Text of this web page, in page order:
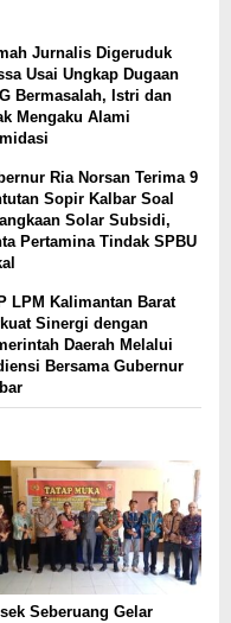
Jurnalis Digeruduk
Usai Ungkap Dugaan
Bermasalah, Istri dan
Mengaku Alami
Ria Norsan Terima 9
Sopir Kalbar Soal
Solar Subsidi,
Pertamina Tindak SPBU
LPM Kalimantan Barat
Sinergi dengan
Daerah Melalui
Bersama Gubernur
Seberuang Gelar